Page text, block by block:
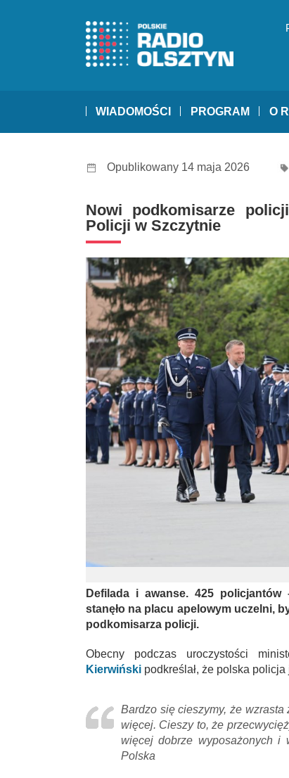
WIADOMOŚCI PROGRAM O
Opublikowany 14 maja 2026
Nowi podkomisarze
Policji w Szczytnie
Defilada i awanse. 425
stanęło na placu apelowym uczelni,
podkomisarza policji.
Obecny podczas uroczystości
Kierwiński podkreślał, że polska
Bardzo się cieszymy, że
więcej. Cieszy to, że
więcej dobrze wyposażonych i
Polska